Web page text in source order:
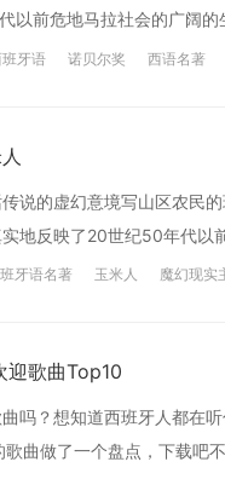
以前危地马拉社会的广阔
牙语 诺贝尔奖 西语名著
说的虚幻意境写山区农民
地反映了20世纪50年代以
牙语名著 玉米人 魔幻现实
迎歌曲Top10
吗？想知道西班牙人都在
曲做了一个盘点，下载吧